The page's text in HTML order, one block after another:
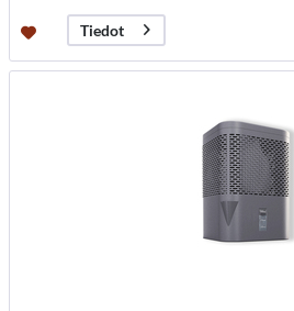
Tiedot